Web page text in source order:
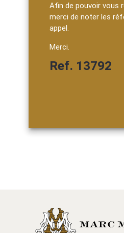
Afin de pouvoir vous
merci de noter les
appel.
Merci.
Ref. 13792